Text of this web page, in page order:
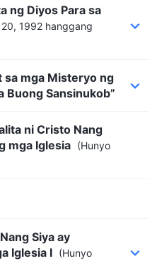
ng Diyos Para sa
1992 hanggang
sa mga Misteryo ng
Buong Sansinukob”
ni Cristo Nang
mga Iglesia (Hunyo
Siya ay
Iglesia I (Hunyo